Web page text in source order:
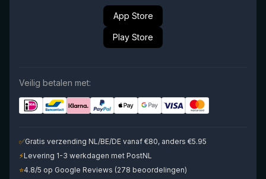
App Store
Play Store
Veilig betalen met:
✅Gratis verzending NL/BE/DE vanaf €80, anders €5.95
⚡Levering 1-3 werkdagen met PostNL
⭐4.8/5 op Google Reviews (278 beoordelingen)